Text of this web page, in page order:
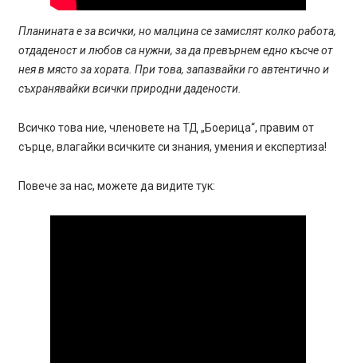
Планината е за всички, но малцина се замислят колко работа,
отдаденост и любов са нужни, за да превърнем едно късче от
нея в място за хората. При това, запазвайки го автентично и
съхранявайки всички природни дадености.
Всичко това ние, членовете на ТД „Боерица“, правим от
сърце, влагайки всичките си знания, умения и експертиза!
Повече за нас, можете да видите тук: